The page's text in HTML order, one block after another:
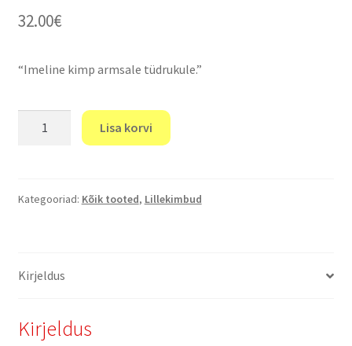
32.00€
“Imeline kimp armsale tüdrukule.”
"Õhusuudlus"
Lisa korvi
Kategooriad: Kõik tooted, Lillekimbud
Kirjeldus
Kirjeldus